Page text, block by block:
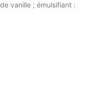
vanille ; émulsifiant :